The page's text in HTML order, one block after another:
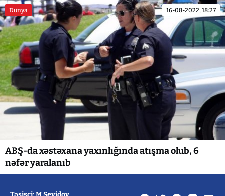
Dünya 16-08-2022, 18:27
ABŞ-da xəstəxana yaxınlığında atışma olub, 6
nəfər yaralanıb